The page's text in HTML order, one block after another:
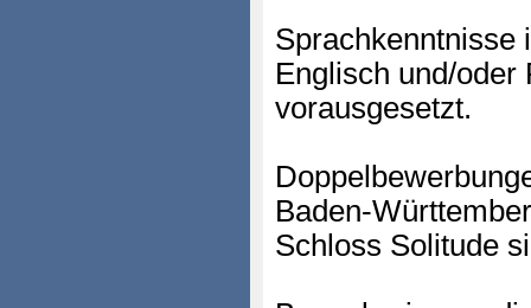
Sprachkenntnisse
Englisch und/oder
vorausgesetzt.
Baden-
Schloss Solitude